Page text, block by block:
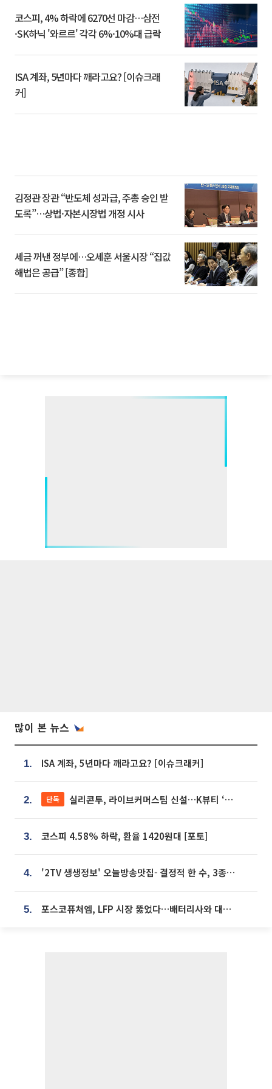
코스피, 4% 하락에 6270선 마감…삼전
·SK하닉 '와르르' 각각 6%·10%대 급락
ISA 계좌, 5년마다 깨라고요? [이슈크래
커]
김정관 장관 “반도체 성과급, 주총 승인 받
도록”…상법·자본시장법 개정 시사
세금 꺼낸 정부에…오세훈 서울시장 “집값
해법은 공급” [종합]
많이 본 뉴스
1. ISA 계좌, 5년마다 깨라고요? [이슈크래커]
2. 단독 실리콘투, 라이브커머스팀 신설…K뷰티 ‘글로벌 판매망’ 확대[K뷰티 라방戰]
3. 코스피 4.58% 하락, 환율 1420원대 [포토]
4. '2TV 생생정보' 오늘방송맛집- 결정적 한 수, 3종 메밀면! 메밀 소바 맛집 '의○○○○'
5. 포스코퓨처엠, LFP 시장 뚫었다…배터리사와 대규모 장기 공급 합의